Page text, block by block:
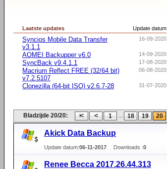
Update datum
Laatste updates
16-09-2020
Syncios Mobile Data Transfer
v3.1.1
14-09-2020
AOMEI Backupper v6.0
17-08-2020
SyncBack v9.4.1.1
06-08-2020
Macrium Reflect FREE (32/64 bit)
v7.2.5107
31-07-2020
Clonezilla (64-bit ISO) v2.6.7-28
Bladzijde 20/20: 1 ... 18 19 20
Akick Data Backup
Update datum:06-11-2017 Downloads :0
Renee Becca 2017.26.44.313